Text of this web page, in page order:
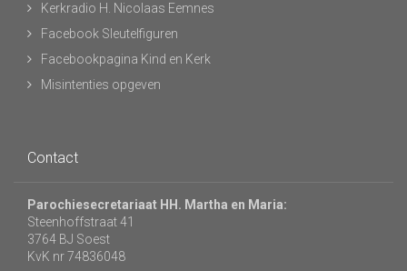
Kerkradio H. Nicolaas Eemnes
Facebook Sleutelfiguren
Facebookpagina Kind en Kerk
Misintenties opgeven
Contact
Parochiesecretariaat HH. Martha en Maria:
Steenhoffstraat 41
3764 BJ Soest
KvK nr 74836048